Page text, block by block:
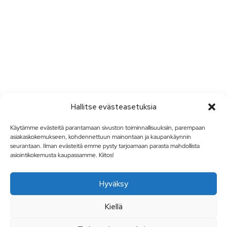
Hallitse evästeasetuksia
Käytämme evästeitä parantamaan sivuston toiminnallisuuksiin, parempaan
asiakaskokemukseen, kohdennettuun mainontaan ja kaupankäynnin
seurantaan. Ilman evästeitä emme pysty tarjoamaan parasta mahdollista
asiointikokemusta kaupassamme. Kiitos!
Hyväksy
Kiellä